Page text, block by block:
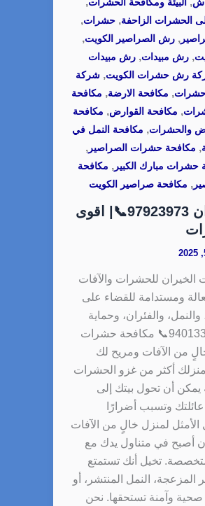
الحشرات الزاحفة, حشرات,
, رش الصراصير الكويت,
, رش مبيدات, رش مبيدات
رش حشرات الكويت, شركة
, مكافحة الارضة, مكافحة
, مكافحة القوارض, مكافحة
والحشرات, مكافحة النمل في
, مكافحة حشرات الصراصير ,
حشرات مبارك الكبير , مكافحة
, مكافحة صراصير الكويت
مكافحة حشرات الخيران 97923973📞| اقوى
للحشرات والآفات
ومستدامة للقضاء على
والفئران، وحماية
منزلك. اتصل بنا الآن على 94013317📞 مكافحة حشرات
من الآفات ومريح لك
أكثر من غزو الحشرات
يمكن أن تحول بيتك إلى
وتسبب أضرارًا
لمنزل خالٍ من الآفات
أصبح في متناول يدك مع
تخيل أنك تستمتع
المزعجة، النمل المنتشر، أو
صحية وآمنة تستحقها. نحن